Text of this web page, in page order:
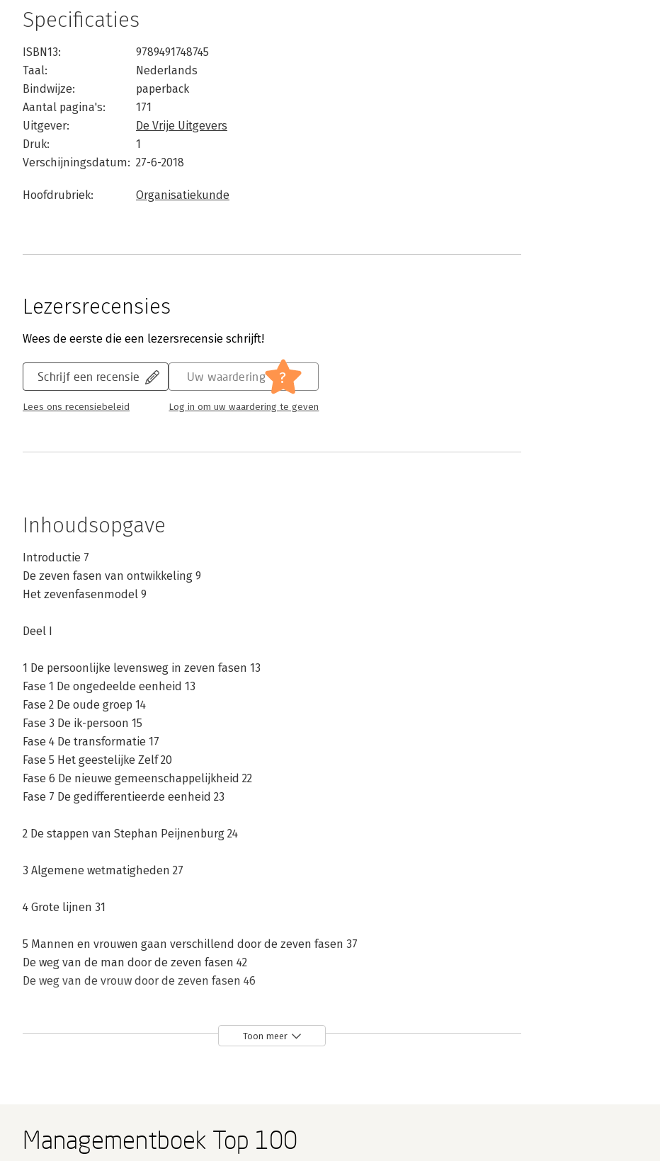
Specificaties
ISBN13:
9789491748745
Taal:
Nederlands
Bindwijze:
paperback
Aantal pagina's:
171
Uitgever:
De Vrije Uitgevers
Druk:
1
Verschijningsdatum: 27-6-2018
Hoofdrubriek: Organisatiekunde
Lezersrecensies
Wees de eerste die een lezersrecensie schrijft!
Schrijf een recensie
Lees ons recensiebeleid
Uw waardering ?
Log in om uw waardering te geven
Inhoudsopgave
Introductie 7
De zeven fasen van ontwikkeling 9
Het zevenfasenmodel 9
Deel I
1 De persoonlijke levensweg in zeven fasen 13
Fase 1 De ongedeelde eenheid 13
Fase 2 De oude groep 14
Fase 3 De ik-persoon 15
Fase 4 De transformatie 17
Fase 5 Het geestelijke Zelf 20
Fase 6 De nieuwe gemeenschappelijkheid 22
Fase 7 De gedifferentieerde eenheid 23
2 De stappen van Stephan Peijnenburg 24
3 Algemene wetmatigheden 27
4 Grote lijnen 31
5 Mannen en vrouwen gaan verschillend door de zeven fasen 37
De weg van de man door de zeven fasen 42
De weg van de vrouw door de zeven fasen 46
Fase 2 De oude groep 63
Fase 3 De ik-persoon 64
Toon meer
Managementboek Top 100